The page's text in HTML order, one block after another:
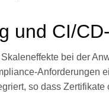
und CI/
bei der
Anforderungen
so dass